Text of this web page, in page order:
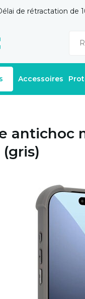
de rétractation de
Accessoires
antichoc